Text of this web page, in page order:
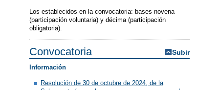
Los establecidos en la convocatoria: bases novena
(participación voluntaria) y décima (participación
obligatoria).
Convocatoria Subir
Información
Resolución de 30 de octubre de 2024, de la